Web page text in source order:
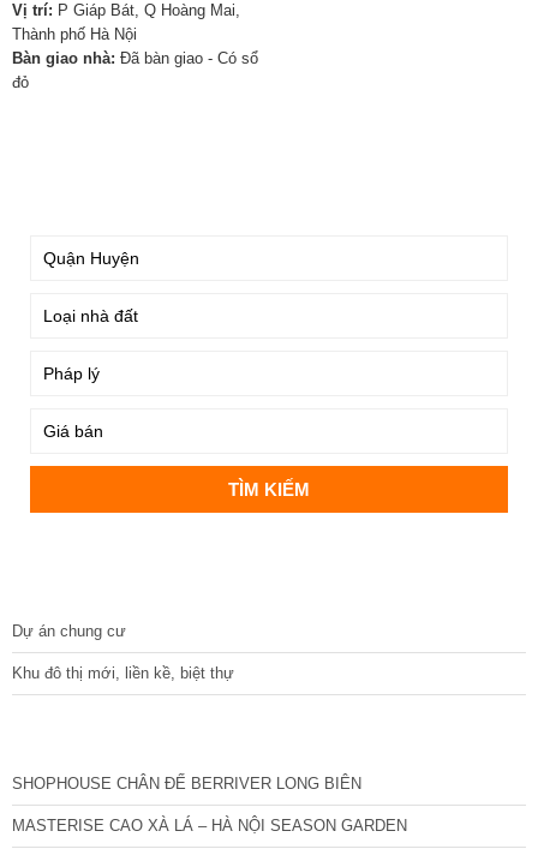
Vị trí: P Giáp Bát, Q Hoàng Mai,
Thành phố Hà Nội
Bàn giao nhà: Đã bàn giao - Có sổ
đỏ
Dự án chung cư
Khu đô thị mới, liền kề, biệt thự
SHOPHOUSE CHÂN ĐẾ BERRIVER LONG BIÊN
MASTERISE CAO XÀ LÁ – HÀ NỘI SEASON GARDEN